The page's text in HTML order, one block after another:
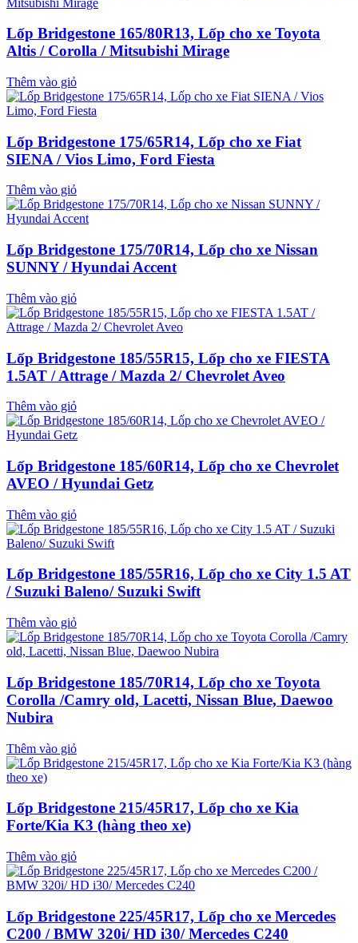
Lốp Bridgestone 165/80R13, Lốp cho xe Toyota
Altis / Corolla / Mitsubishi Mirage
Thêm vào giỏ
Lốp Bridgestone 175/65R14, Lốp cho xe Fiat
SIENA / Vios Limo, Ford Fiesta
Thêm vào giỏ
Lốp Bridgestone 175/70R14, Lốp cho xe Nissan
SUNNY / Hyundai Accent
Thêm vào giỏ
Lốp Bridgestone 185/55R15, Lốp cho xe FIESTA
1.5AT / Attrage / Mazda 2/ Chevrolet Aveo
Thêm vào giỏ
Lốp Bridgestone 185/60R14, Lốp cho xe Chevrolet
AVEO / Hyundai Getz
Thêm vào giỏ
Lốp Bridgestone 185/55R16, Lốp cho xe City 1.5 AT
/ Suzuki Baleno/ Suzuki Swift
Thêm vào giỏ
Lốp Bridgestone 185/70R14, Lốp cho xe Toyota
Corolla /Camry old, Lacetti, Nissan Blue, Daewoo
Nubira
Thêm vào giỏ
Lốp Bridgestone 215/45R17, Lốp cho xe Kia
Forte/Kia K3 (hàng theo xe)
Thêm vào giỏ
Lốp Bridgestone 225/45R17, Lốp cho xe Mercedes
C200 / BMW 320i/ HD i30/ Mercedes C240